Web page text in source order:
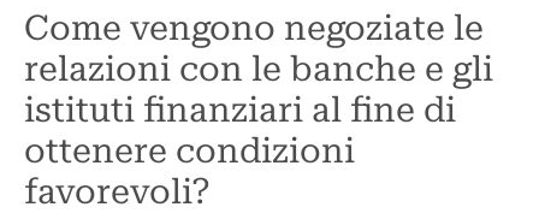
Come vengono negoziate le
relazioni con le banche e gli
istituti finanziari al fine di
ottenere condizioni
favorevoli?